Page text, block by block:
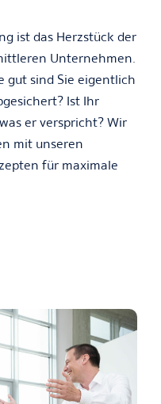
ist das Herzstück der
Unternehmen.
gut sind Sie eigentlich
Ist Ihr
er verspricht? Wir
mit unseren
für maximale